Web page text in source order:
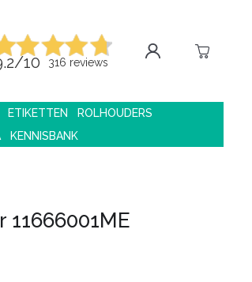
10 316 reviews
ETIKETTEN
ROLHOUDERS
KENNISBANK